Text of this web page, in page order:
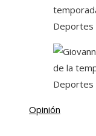
Deportes
Opinión